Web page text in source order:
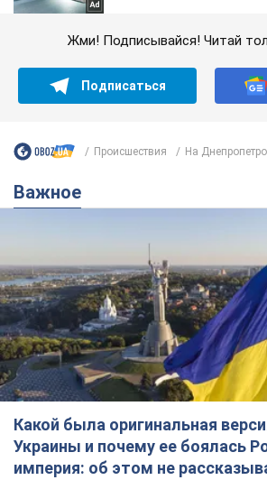
Жми! Подписывайся! Читай
Подписаться
Происшествия На
Важное
Какой была оригинальная
Украины и почему ее боялась
империя: об этом не